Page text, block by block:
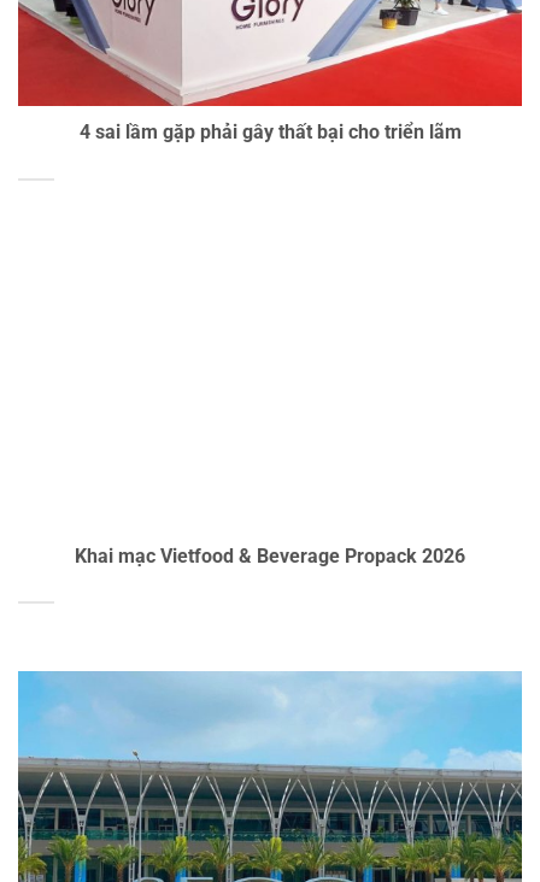
4 sai lầm gặp phải gây thất bại cho triển lãm
Khai mạc Vietfood & Beverage Propack 2026